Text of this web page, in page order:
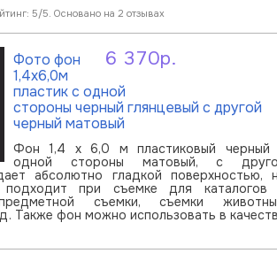
5/5. Основано на 2 отзывах
6 370р.
Фото фон
1,4х6,0м
пластик с одной
стороны черный глянцевый с другой
черный матовый
Фон 1,4 х 6,0 м пластиковый черный
одной стороны матовый, с
абсолютно гладкой поверхностью,
подходит при съемке для каталогов
съемки, съемки
Также фон можно использовать в